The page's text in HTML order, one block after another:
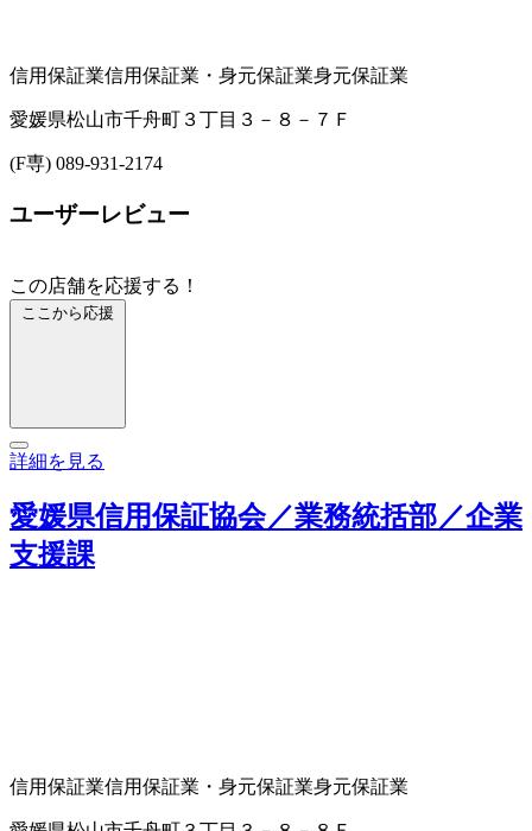
信用保証業信用保証業・身元保証業身元保証業
愛媛県松山市千舟町３丁目３－８－７Ｆ
(F専) 089-931-2174
ユーザーレビュー
この店舗を応援する！
ここから応援
詳細を見る
愛媛県信用保証協会／業務統括部／企業
支援課
信用保証業信用保証業・身元保証業身元保証業